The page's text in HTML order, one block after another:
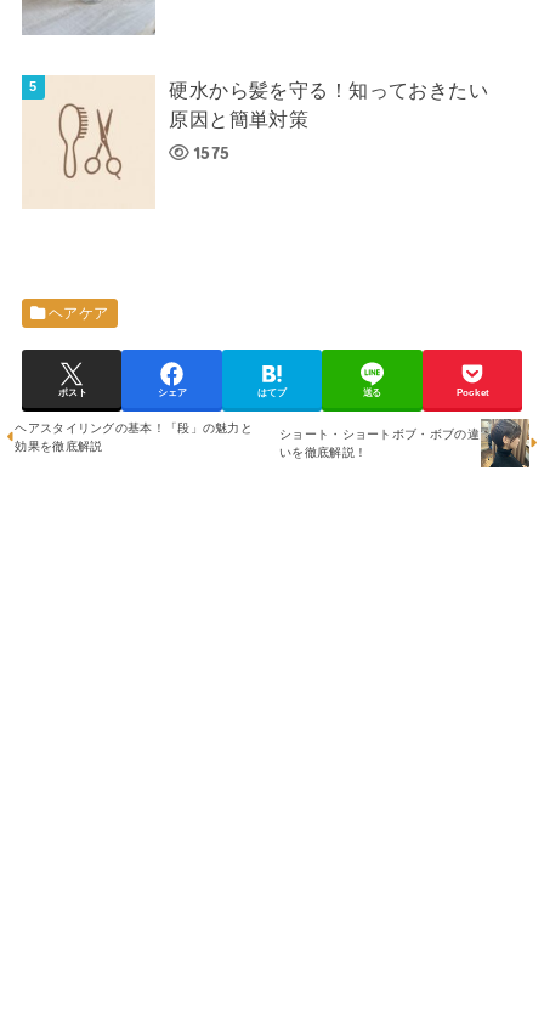
硬水から髪を守る！知っておきたい
原因と簡単対策
1575
ヘアケア
ポスト シェア はてブ 送る Pocket
ヘアスタイリングの基本！「段」の魅力と
効果を徹底解説
ショート・ショートボブ・ボブの違
いを徹底解説！